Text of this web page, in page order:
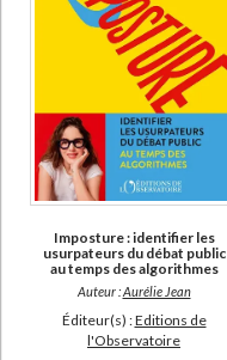
Imposture : identifier les
usurpateurs du débat public
au temps des algorithmes
Auteur :Aurélie Jean
Éditeur(s) :Editions de
l'Observatoire